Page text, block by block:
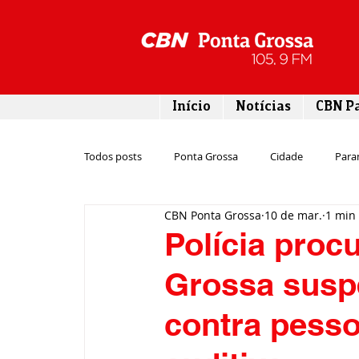
Início Notícias CBN
Todos posts Ponta Grossa Cidade
Emprego Campos Gerais
Rodovias Agronegócio
Polícia
Grossa
contra
CBN Ponta Grossa 10 de mar. 1